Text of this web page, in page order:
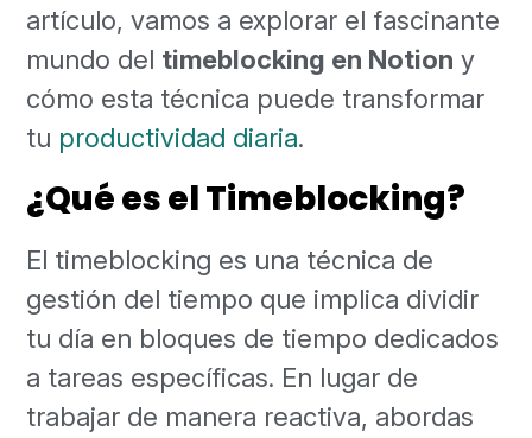
artículo, vamos a explorar el fascinante
mundo del timeblocking en Notion y
cómo esta técnica puede transformar
tu productividad diaria.
¿Qué es el Timeblocking?
El timeblocking es una técnica de
gestión del tiempo que implica dividir
tu día en bloques de tiempo dedicados
a tareas específicas. En lugar de
trabajar de manera reactiva, abordas